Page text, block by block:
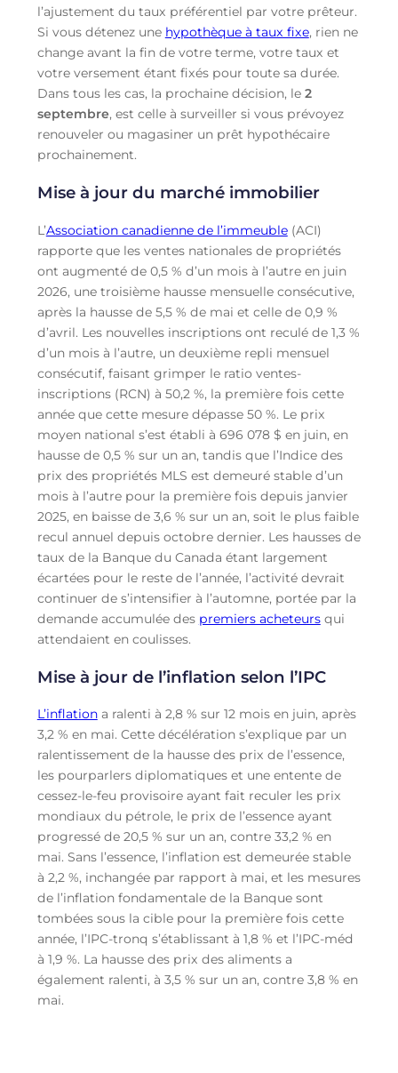
l’ajustement du taux préférentiel par votre prêteur.
Si vous détenez une hypothèque à taux fixe, rien ne
change avant la fin de votre terme, votre taux et
votre versement étant fixés pour toute sa durée.
Dans tous les cas, la prochaine décision, le 2
septembre, est celle à surveiller si vous prévoyez
renouveler ou magasiner un prêt hypothécaire
prochainement.
Mise à jour du marché immobilier
L’Association canadienne de l’immeuble(ACI)
rapporte que les ventes nationales de propriétés
ont augmenté de 0,5 % d’un mois à l’autre en juin
2026, une troisième hausse mensuelle consécutive,
après la hausse de 5,5 % de mai et celle de 0,9 %
d’avril. Les nouvelles inscriptions ont reculé de 1,3 %
d’un mois à l’autre, un deuxième repli mensuel
consécutif, faisant grimper le ratio ventes-
inscriptions (RCN) à 50,2 %, la première fois cette
année que cette mesure dépasse 50 %. Le prix
moyen national s’est établi à 696 078 $ en juin, en
hausse de 0,5 % sur un an, tandis que l’Indice des
prix des propriétés MLS est demeuré stable d’un
mois à l’autre pour la première fois depuis janvier
2025, en baisse de 3,6 % sur un an, soit le plus faible
recul annuel depuis octobre dernier. Les hausses de
taux de la Banque du Canada étant largement
écartées pour le reste de l’année, l’activité devrait
continuer de s’intensifier à l’automne, portée par la
demande accumulée des premiers acheteursqui
attendaient en coulisses.
Mise à jour de l’inflation selon l’IPC
L’inflationa ralenti à 2,8 % sur 12 mois en juin, après
3,2 % en mai. Cette décélération s’explique par un
ralentissement de la hausse des prix de l’essence,
les pourparlers diplomatiques et une entente de
cessez-le-feu provisoire ayant fait reculer les prix
mondiaux du pétrole, le prix de l’essence ayant
progressé de 20,5 % sur un an, contre 33,2 % en
mai. Sans l’essence, l’inflation est demeurée stable
à 2,2 %, inchangée par rapport à mai, et les mesures
de l’inflation fondamentale de la Banque sont
tombées sous la cible pour la première fois cette
année, l’IPC-tronq s’établissant à 1,8 % et l’IPC-méd
à 1,9 %. La hausse des prix des aliments a
également ralenti, à 3,5 % sur un an, contre 3,8 % en
mai.